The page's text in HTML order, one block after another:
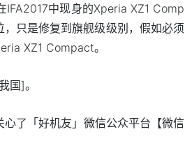
IFA2017中现身的Xperia XZ1 Comp
只是修复到旗舰级级别，假如必须
XZ1 Compact。
国]。
了「好机友」微信公众平台【微信